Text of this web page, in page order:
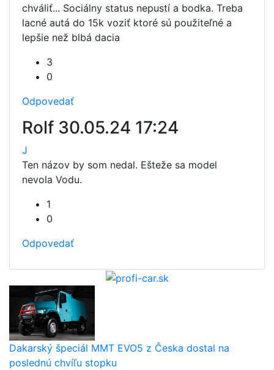
chváliť... Sociálny status nepustí a bodka. Treba
lacné autá do 15k voziť ktoré sú použiteľné a
lepšie než blbá dacia
3
0
Odpovedať
Rolf 30.05.24 17:24
J
Ten názov by som nedal. Ešteže sa model
nevola Vodu.
1
0
Odpovedať
Dakarský špeciál MMT EVO5 z Česka dostal na
poslednú chvíľu stopku